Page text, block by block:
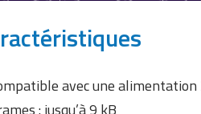
avec une alimentation